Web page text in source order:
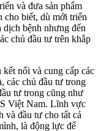
và đưa sản phẩm
cho biết, dù mới triển
bệnh nhưng đến
chủ đầu tư trên khắp
nối và cung cấp các
các chủ đầu tư trong
tư trong cũng như
Việt Nam. Lĩnh vực
đầu tư cho tất cả
là động lực để